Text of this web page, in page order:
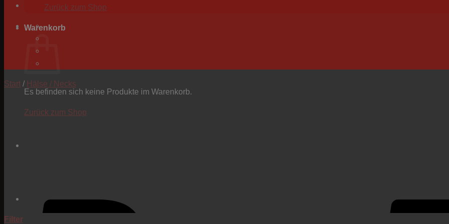
Zurück zum Shop
Warenkorb
Es befinden sich keine Produkte im Warenkorb.
Zurück zum Shop
Start / Hälse / Necks
Filter